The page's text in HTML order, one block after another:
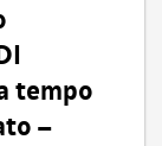
tempo
–